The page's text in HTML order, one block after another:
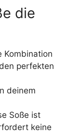
die
Kombination
perfekten
deinem
Soße ist
keine